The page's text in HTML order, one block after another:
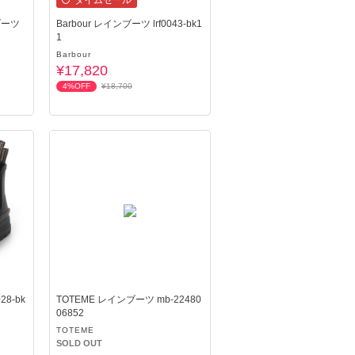
ツ
Barbour レインブーツ lrf0043-bk1
1
Barbour
¥17,820
4%OFF ¥18,700
bk
TOTEME レインブーツ mb-22480
06852
TOTEME
SOLD OUT